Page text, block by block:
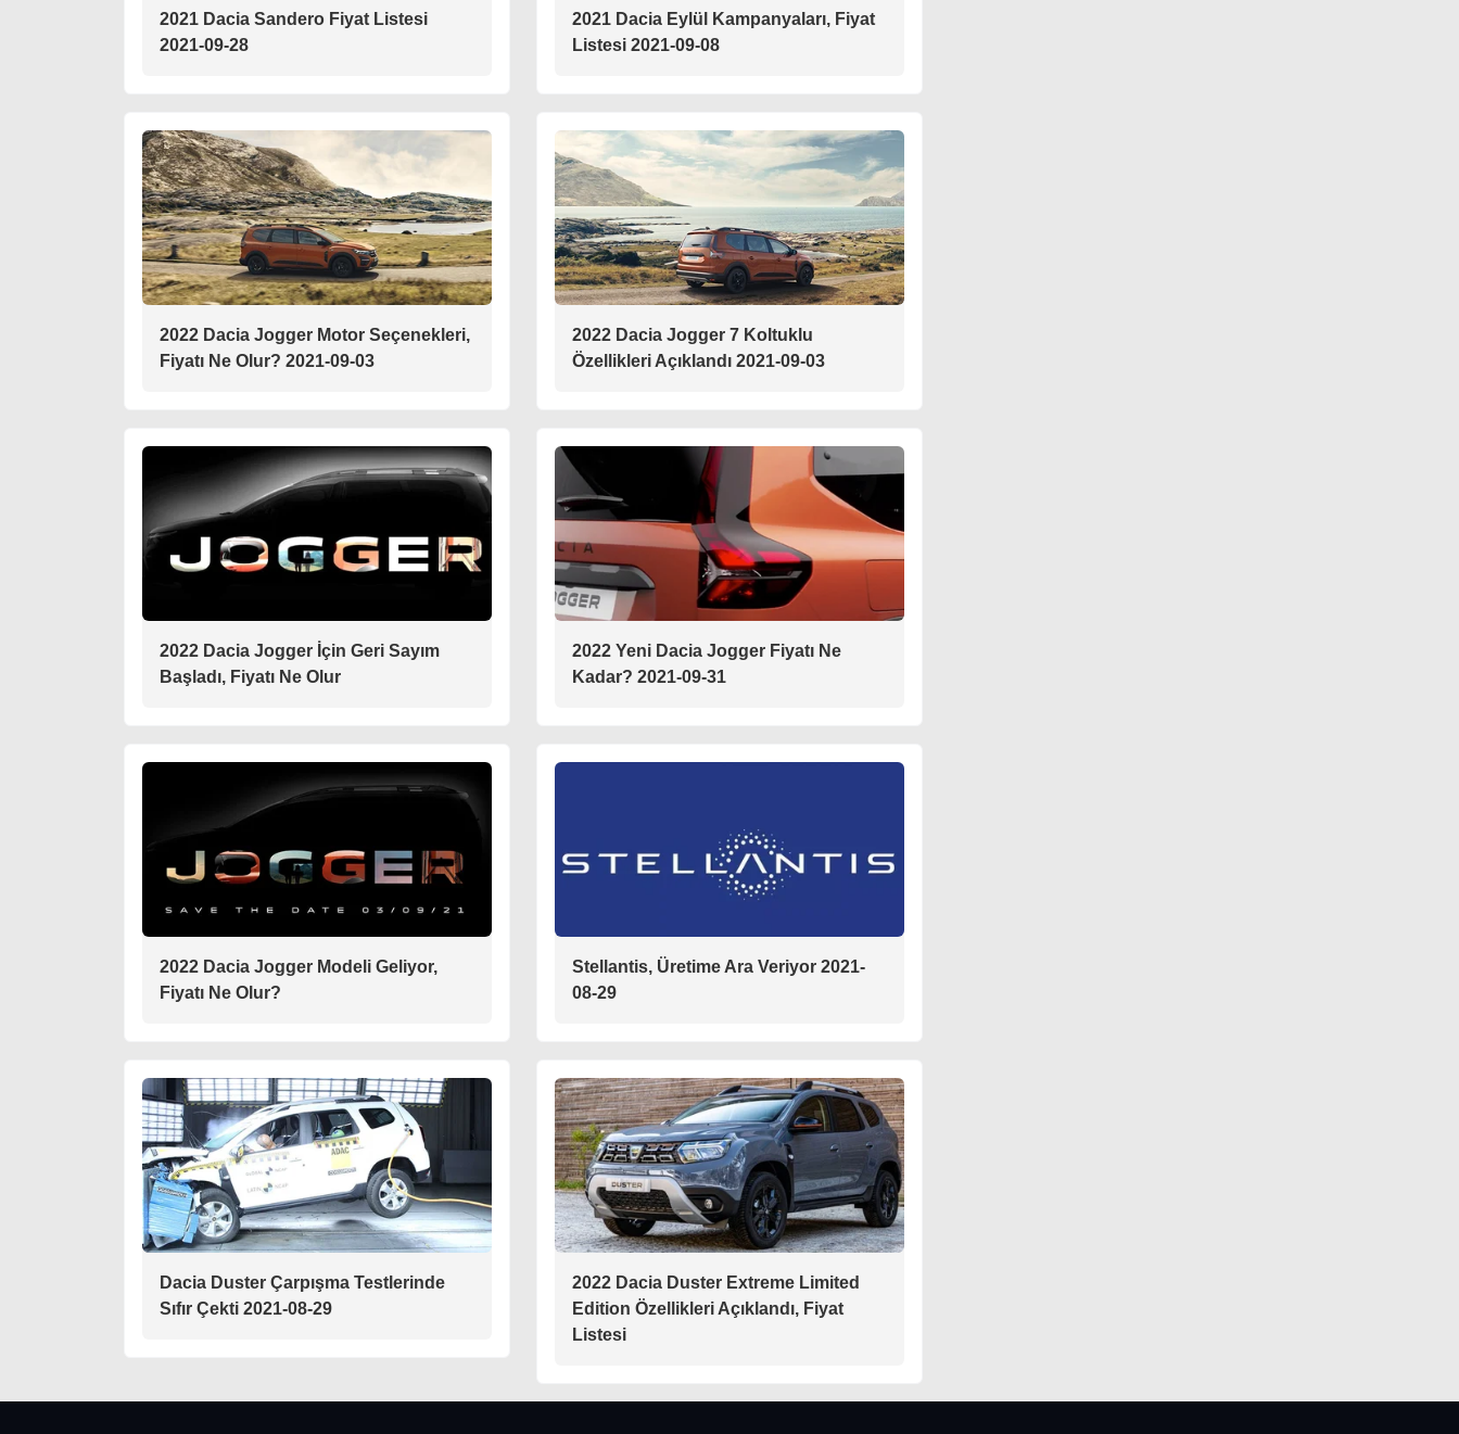
2021 Dacia Sandero Fiyat Listesi
2021-09-28
2021 Dacia Eylül Kampanyaları, Fiyat
Listesi 2021-09-08
2022 Dacia Jogger Motor Seçenekleri,
Fiyatı Ne Olur? 2021-09-03
2022 Dacia Jogger 7 Koltuklu
Özellikleri Açıklandı 2021-09-03
2022 Dacia Jogger İçin Geri Sayım
Başladı, Fiyatı Ne Olur
2022 Yeni Dacia Jogger Fiyatı Ne
Kadar? 2021-09-31
2022 Dacia Jogger Modeli Geliyor,
Fiyatı Ne Olur?
Stellantis, Üretime Ara Veriyor 2021-
08-29
Dacia Duster Çarpışma Testlerinde
Sıfır Çekti 2021-08-29
2022 Dacia Duster Extreme Limited
Edition Özellikleri Açıklandı, Fiyat
Listesi